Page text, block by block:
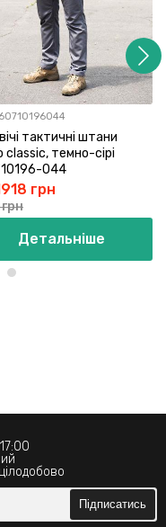
тактичні штани
classic, темно-сірі
044
грн
Детальніше
Підписатись